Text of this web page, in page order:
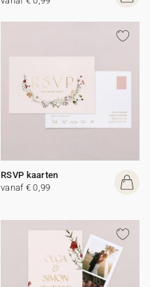
RSVP kaarten
vanaf € 0,99